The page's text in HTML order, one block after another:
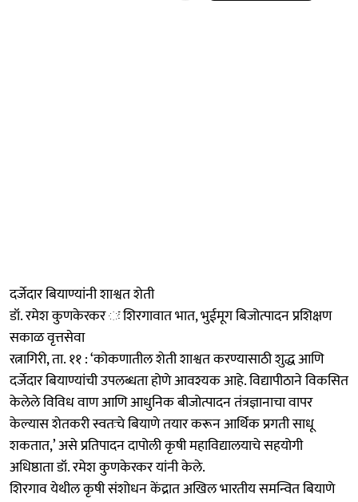
दर्जेदार बियाण्यांनी शाश्वत शेती
डॉ. रमेश कुणकेरकर ः शिरगावात भात, भुईमूग बिजोत्पादन प्रशिक्षण
सकाळ वृत्तसेवा
रत्नागिरी, ता. ११ : ‘कोकणातील शेती शाश्वत करण्यासाठी शुद्ध आणि
दर्जेदार बियाण्यांची उपलब्धता होणे आवश्यक आहे. विद्यापीठाने विकसित
केलेले विविध वाण आणि आधुनिक बीजोत्पादन तंत्रज्ञानाचा वापर
केल्यास शेतकरी स्वतःचे बियाणे तयार करून आर्थिक प्रगती साधू
शकतात,’ असे प्रतिपादन दापोली कृषी महाविद्यालयाचे सहयोगी
अधिष्ठाता डॉ. रमेश कुणकेरकर यांनी केले.
शिरगाव येथील कृषी संशोधन केंद्रात अखिल भारतीय समन्वित बियाणे